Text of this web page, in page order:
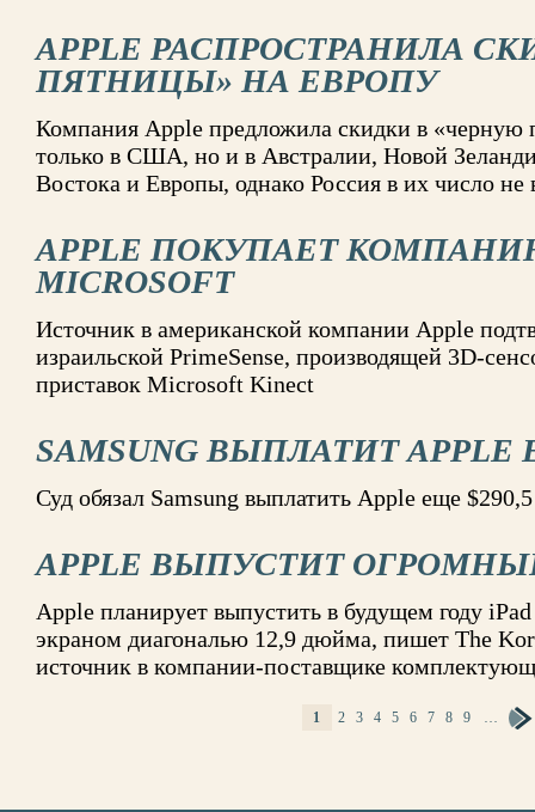
APPLE РАСПРОСТРАНИЛА
ПЯТНИЦЫ» НА ЕВРОПУ
Компания Apple предложила скидки в «черную
только в США, но и в Австралии, Новой
Востока и Европы, однако Россия в их число не
APPLE ПОКУПАЕТ
MICROSOFT
Источник в американской компании Apple
израильской PrimeSense, производящей 3D-
приставок Microsoft Kinect
SAMSUNG ВЫПЛАТИТ APPLE
Суд обязал Samsung выплатить Apple еще
APPLE ВЫПУСТИТ
Apple планирует выпустить в будущем году
экраном диагональю 12,9 дюйма, пишет The
источник в компании-поставщике
1 2 3 4 5 6 7 8 9 …